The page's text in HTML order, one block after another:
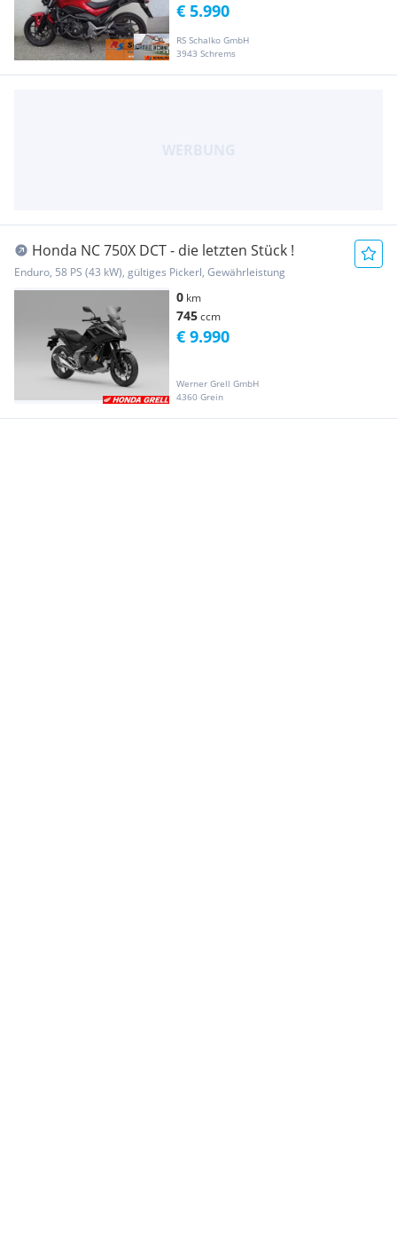
RS Schalko GmbH
3943 Schrems
€ 5.990
Honda NC 750X DCT - die letzten Stück !
Enduro, 58 PS (43 kW), gültiges Pickerl, Gewährleistung
0 km
745ccm
Werner Grell GmbH
4360 Grein
€ 9.990